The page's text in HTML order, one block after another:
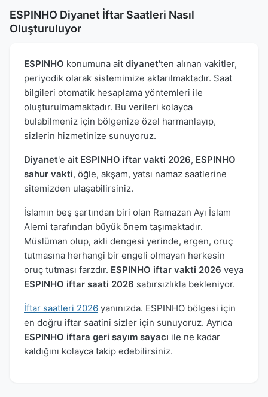
ESPINHO Diyanet İftar Saatleri Nasıl
Oluşturuluyor
ESPINHO konumuna ait diyanet'ten alınan vakitler,
periyodik olarak sistemimize aktarılmaktadır. Saat
bilgileri otomatik hesaplama yöntemleri ile
oluşturulmamaktadır. Bu verileri kolayca
bulabilmeniz için bölgenize özel harmanlayıp,
sizlerin hizmetinize sunuyoruz.
Diyanet'e ait ESPINHO iftar vakti 2026, ESPINHO
sahur vakti, öğle, akşam, yatsı namaz saatlerine
sitemizden ulaşabilirsiniz.
İslamın beş şartından biri olan Ramazan Ayı İslam
Alemi tarafından büyük önem taşımaktadır.
Müslüman olup, akli dengesi yerinde, ergen, oruç
tutmasına herhangi bir engeli olmayan herkesin
oruç tutması farzdır. ESPINHO iftar vakti 2026 veya
ESPINHO iftar saati 2026 sabırsızlıkla bekleniyor.
İftar saatleri 2026 yanınızda. ESPINHO bölgesi için
en doğru iftar saatini sizler için sunuyoruz. Ayrıca
ESPINHO iftara geri sayım sayacı ile ne kadar
kaldığını kolayca takip edebilirsiniz.